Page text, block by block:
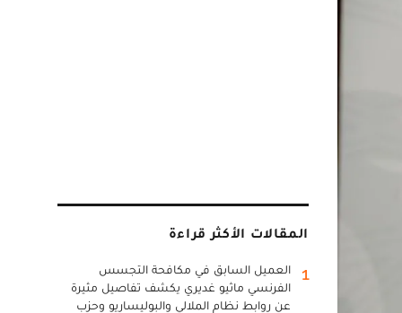
المقالات الأكثر قراءة
1
العميل السابق في مكافحة التجسس
الفرنسي ماثيو غديري يكشف تفاصيل مثيرة
عن روابط نظام الملالي والبوليساريو وحزب